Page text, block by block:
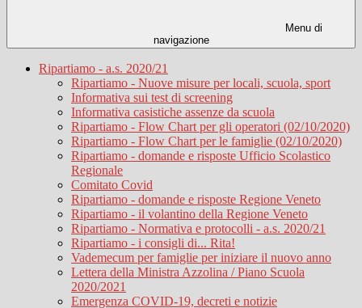
Menu di
navigazione
Ripartiamo - a.s. 2020/21
Ripartiamo - Nuove misure per locali, scuola, sport
Informativa sui test di screening
Informativa casistiche assenze da scuola
Ripartiamo - Flow Chart per gli operatori (02/10/2020)
Ripartiamo - Flow Chart per le famiglie (02/10/2020)
Ripartiamo - domande e risposte Ufficio Scolastico
Regionale
Comitato Covid
Ripartiamo - domande e risposte Regione Veneto
Ripartiamo - il volantino della Regione Veneto
Ripartiamo - Normativa e protocolli - a.s. 2020/21
Ripartiamo - i consigli di... Rita!
Vademecum per famiglie per iniziare il nuovo anno
Lettera della Ministra Azzolina / Piano Scuola
2020/2021
Emergenza COVID-19, decreti e notizie